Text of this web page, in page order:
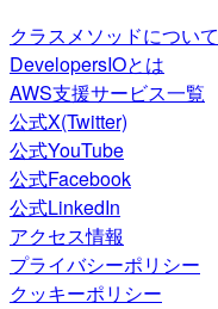
クラスメソッドについて
DevelopersIOとは
AWS支援サービス一覧
公式X(Twitter)
公式YouTube
公式Facebook
公式LinkedIn
アクセス情報
プライバシーポリシー
クッキーポリシー